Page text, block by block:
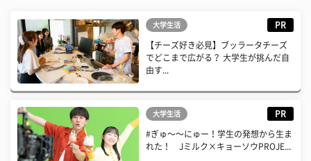
大学生活 PR
【チーズ好き必見】ブッラータチーズ
でどこまで広がる？ 大学生が挑んだ自
由す...
大学生活 PR
#ぎゅ〜〜にゅー！学生の発想から生ま
れた！ Jミルク×キョーソウPROJE...